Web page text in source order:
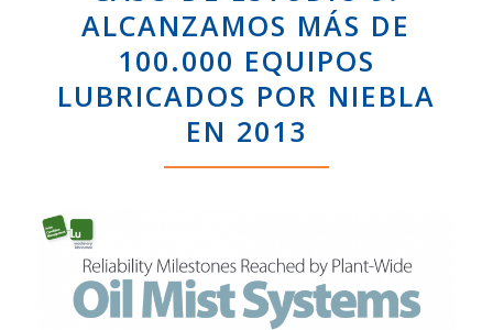
ALCANZAMOS MÁS DE
100.000 EQUIPOS
LUBRICADOS POR NIEBLA
EN 2013